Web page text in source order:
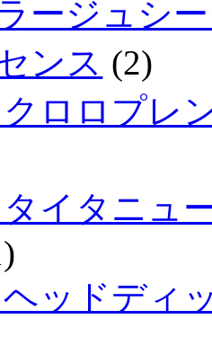
ージュシ
ンス (2)
ロロプレ
イタニュ
ッドディ